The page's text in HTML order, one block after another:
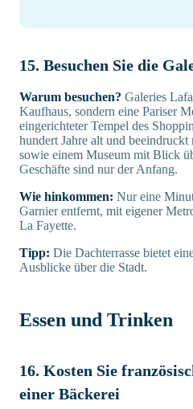
15. Besuchen Sie die
Warum besuchen? Galeries
Kaufhaus, sondern eine Pariser
eingerichteter Tempel des
hundert Jahre alt und
sowie einem Museum mit Blick
Geschäfte sind nur der Anfang.
Wie hinkommen: Nur eine
Garnier entfernt, mit eigener
La Fayette.
Tipp: Die Dachterrasse bietet
Ausblicke über die Stadt.
Essen und Trinken
16. Kosten Sie
einer Bäckerei